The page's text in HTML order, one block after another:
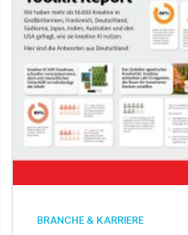
BRANCHE & KARRIERE